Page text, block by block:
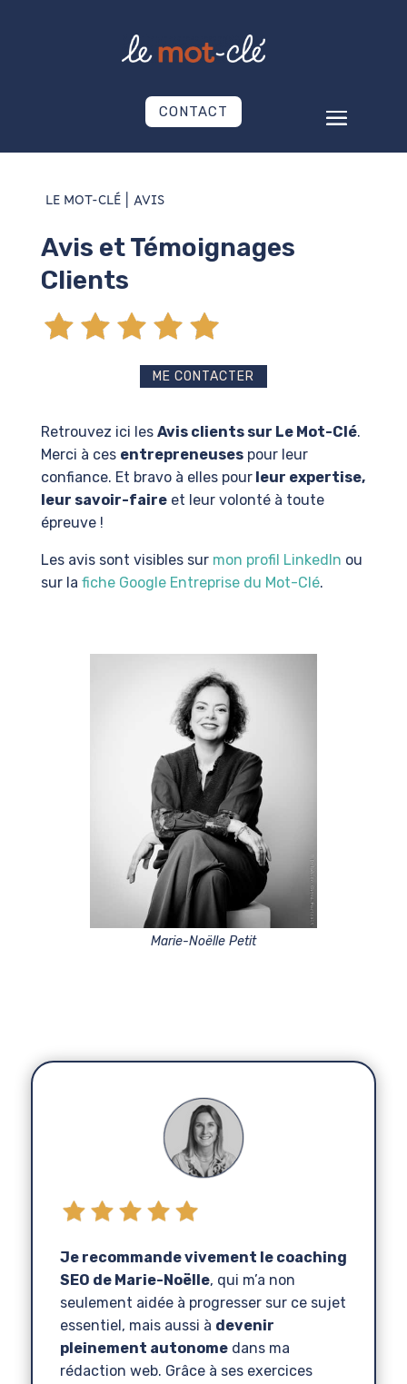
CONTACT
LE MOT-CLÉ | AVIS
Avis et Témoignages
Clients
ME CONTACTER
Retrouvez ici les Avis clients sur Le Mot-Clé.
Merci à ces entrepreneusespour leur
confiance. Et bravo à elles pourleur expertise,
leur savoir-faireet leur volonté à toute
épreuve !
Les avis sont visibles sur mon profil LinkedIn ou
sur la fiche Google Entreprise du Mot-Clé.
Marie-Noëlle Petit
Je recommande vivement le coaching
SEO de Marie-Noëlle, qui m’a non
seulement aidée à progresser sur ce sujet
essentiel, mais aussi à devenir
pleinement autonomedans ma
rédaction web. Grâce à ses exercices